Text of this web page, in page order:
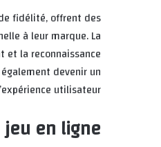
fidélité, offrent des
à leur marque. La
et la reconnaissance
devenir un
utilisateur.
en ligne